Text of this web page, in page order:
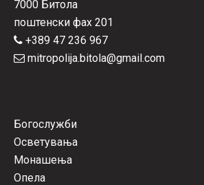
7000 Битола
поштенски фах 201
+389 47 236 967
mitropolija.bitola@gmail.com
Богослужби
Осветувања
Монашења
Опела